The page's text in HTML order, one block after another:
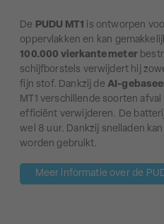
De PUDU MT1 is ontworpen
oppervlakken en kan
100.000 vierkante meter
schijfborstels verwijdert hij
fijn stof. Dankzij de AI-
MT1 verschillende soorten
efficiënt verwijderen. De
wel 8 uur. Dankzij snelladen
worden gebruikt.
Meer informatie over de